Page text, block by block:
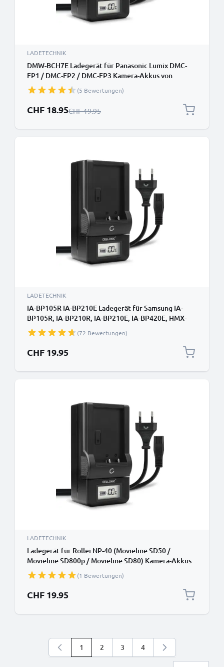
LADETECHNIK
DMW-BCH7E Ladegerät für Panasonic Lumix DMC-
FP1 / DMC-FP2 / DMC-FP3 Kamera-Akkus von
CELLONIC
(5 Bewertungen)
Sonderpreis
CHF 18.95Regulärer Preis
CHF 19.95
LADETECHNIK
IA-BP105R IA-BP210E Ladegerät für Samsung IA-
BP105R, IA-BP210R, IA-BP210E, IA-BP420E, HMX-
H200 Kamera-Akkus von CELLONIC
(72 Bewertungen)
CHF 19.95
LADETECHNIK
Ladegerät für Rollei NP-40 (Movieline SD50 /
Movieline SD800p / Movieline SD80) Kamera-Akkus
von CELLONIC
(1 Bewertungen)
CHF 19.95
Sie lesen gerade die Seite
1 Seite
2 Seite
3 Seite
4